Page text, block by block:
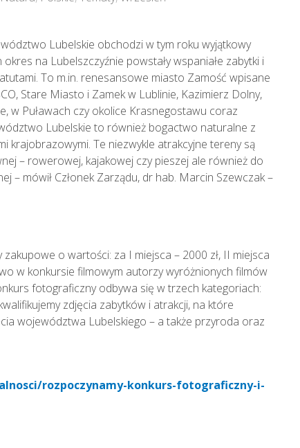
Lubelskie obchodzi w tym roku wyjątkowy
na Lubelszczyźnie powstały wspaniałe zabytki i
To m.in. renesansowe miasto Zamość wpisane
Stare Miasto i Zamek w Lublinie, Kazimierz Dolny,
w Puławach czy okolice Krasnegostawu coraz
Lubelskie to również bogactwo naturalne z
krajobrazowymi. Te niezwykle atrakcyjne tereny są
– rowerowej, kajakowej czy pieszej ale również do
– mówił Członek Zarządu, dr hab. Marcin Szewczak –
o wartości: za I miejsca – 2000 zł, II miejsca
w konkursie filmowym autorzy wyróżnionych filmów
fotograficzny odbywa się w trzech kategoriach:
zdjęcia zabytków i atrakcji, na które
województwa Lubelskiego – a także przyroda oraz
rozpoczynamy-konkurs-fotograficzny-i-